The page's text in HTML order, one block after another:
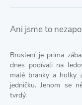
Ani jsme to
Bruslení je prima
dnes podívali na
malé branky a holky
jedničku. Jenom se
tvrdý.